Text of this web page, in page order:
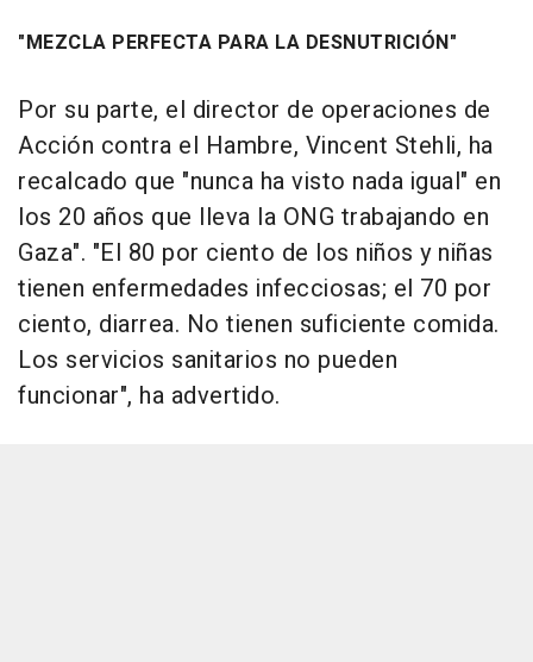
"MEZCLA PERFECTA PARA LA DESNUTRICIÓN"
Por su parte, el director de operaciones de
Acción contra el Hambre, Vincent Stehli, ha
recalcado que "nunca ha visto nada igual" en
los 20 años que lleva la ONG trabajando en
Gaza". "El 80 por ciento de los niños y niñas
tienen enfermedades infecciosas; el 70 por
ciento, diarrea. No tienen suficiente comida.
Los servicios sanitarios no pueden
funcionar", ha advertido.